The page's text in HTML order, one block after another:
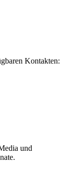
Kontakten:
und